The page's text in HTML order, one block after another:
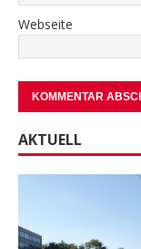
Webseite
AKTUELL